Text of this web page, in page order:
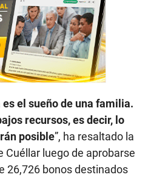
el sueño de una familia.
recursos, es decir, lo
posible”, ha resaltado la
Cuéllar luego de aprobarse
26,726 bonos destinados